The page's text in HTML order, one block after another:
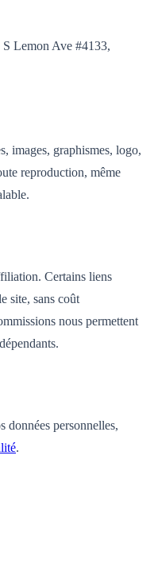
S Lemon Ave #4133,
images, graphismes, logo,
reproduction, même
Certains liens
site, sans coût
nous permettent
données personnelles,
.